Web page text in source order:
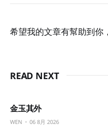
希望我的文章有幫助到你
READ NEXT
金玉其外
WEN 06 8月 2026